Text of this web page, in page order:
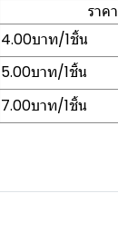
ราคา
4.00บาท/1ชิ้น
5.00บาท/1ชิ้น
7.00บาท/1ชิ้น